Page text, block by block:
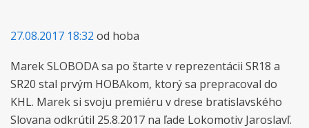
27.08.2017 18:32 od hoba
Marek SLOBODA sa po štarte v reprezentácii SR18 a
SR20 stal prvým HOBAkom, ktorý sa prepracoval do
KHL. Marek si svoju premiéru v drese bratislavského
Slovana odkrútil 25.8.2017 na ľade Lokomotiv Jaroslavľ.